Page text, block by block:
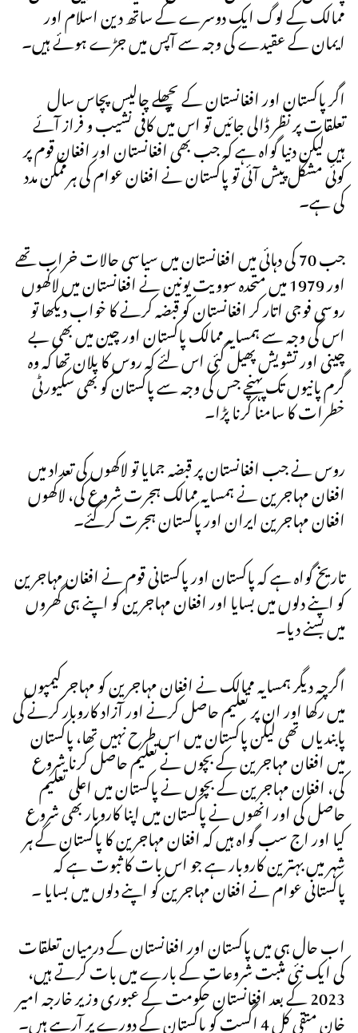
ممالک کے لوگ ایک دوسرے کے ساتھ دین اسلام اور
ایمان کے عقیدے کی وجہ سے آپس میں جڑے ہوئے ہیں۔
اگر پاکستان اور افغانستان کے پچھلے چالیس پچاس سال
تعلقات پر نظر ڈالی جائیں تو اس میں کافی نشیب و فراز آئے
ہیں لیکن دنیا گواہ ہے کہ جب بھی افغانستان اور افغان قوم پر
کوئی مشکل پیش آئی تو پاکستان نے افغان عوام کی ہرممکن مدد
کی ہے۔
جب 70 کی دہائی میں افغانستان میں سیاسی حالات خراب تھے
اور 1979 میں متحدہ سوویت یونین نے افغانستان میں لاکھوں
روسی فوجی اتار کر افغانستان کو قبضہ کرنے کا خواب دیکھا تو
اس کی وجہ سے ہمسایہ ممالک پاکستان اور چین میں بھی بے
چینی اور تشویش پھیل گئی اس لئے کہ روس کا پلان تھا کہ وہ
گرم پانیوں تک پہنچے جس کی وجہ سے پاکستان کو بھی سکیورٹی
خطرات کا سامنا کرنا پڑا۔
روس نے جب افغانستان پر قبضہ جمایا تو لاکھوں کی تعداد میں
افغان مہاجرین نے ہمسایہ ممالک ہجرت شروع کی، لاکھوں
افغان مہاجرین ایران اور پاکستان ہجرت کرگئے۔
تاریخ گواہ ہے کہ پاکستان اور پاکستانی قوم نے افغان مہاجرین
کو اپنے دلوں میں بسایا اور افغان مہاجرین کو اپنے ہی گھروں
میں بسنے دیا۔
اگرچہ دیگر ہمسایہ ممالک نے افغان مہاجرین کو مہاجر کیمپوں
میں رکھا اور ان پر تعلیم حاصل کرنے اور آزاد کاروبار کرنے کی
پابندیاں تھی لیکن پاکستان میں اس طرح نہیں تھا، پاکستان
میں افغان مہاجرین کے بچوں نے تعلیم حاصل کرنا شروع
کی، افغان مہاجرین کے بچوں نے پاکستان میں اعلی تعلیم
حاصل کی اور انھوں نے پاکستان میں اپنا کاروبار بھی شروع
کیا اور اج سب گواہ ہیں کہ افغان مہاجرین کا پاکستان کے ہر
شہر میں بہترین کاروبار ہے جو اس بات کا ثبوت ہے کہ
پاکستانی عوام نے افغان مہاجرین کو اپنے دلوں میں بسایا ۔
اب حال ہی میں پاکستان اور افغانستان کے درمیان تعلقات
کی ایک نئی مثبت شروعات کے بارے میں بات کرتے ہیں،
2023 کے بعد افغانستان حکومت کے عبوری وزیر خارجہ امیر
خان متقی کل 4 اگست کو پاکستان کے دورے پر آرہے ہیں۔